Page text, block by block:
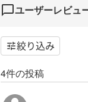
ユーザーレビュ
絞り込み
4件の投稿